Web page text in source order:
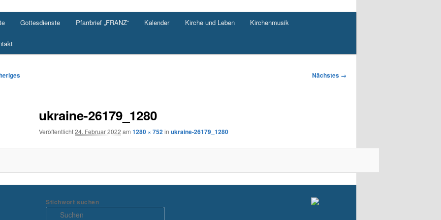
Gottesdienste Pfarrbrief „FRANZ“ Kalender Kirche und Leben Kirchenmusik
Nächstes →
ukraine-26179_1280
Veröffentlicht24. Februar 2022 am1280 × 752inukraine-26179_1280
Stichwort suchen